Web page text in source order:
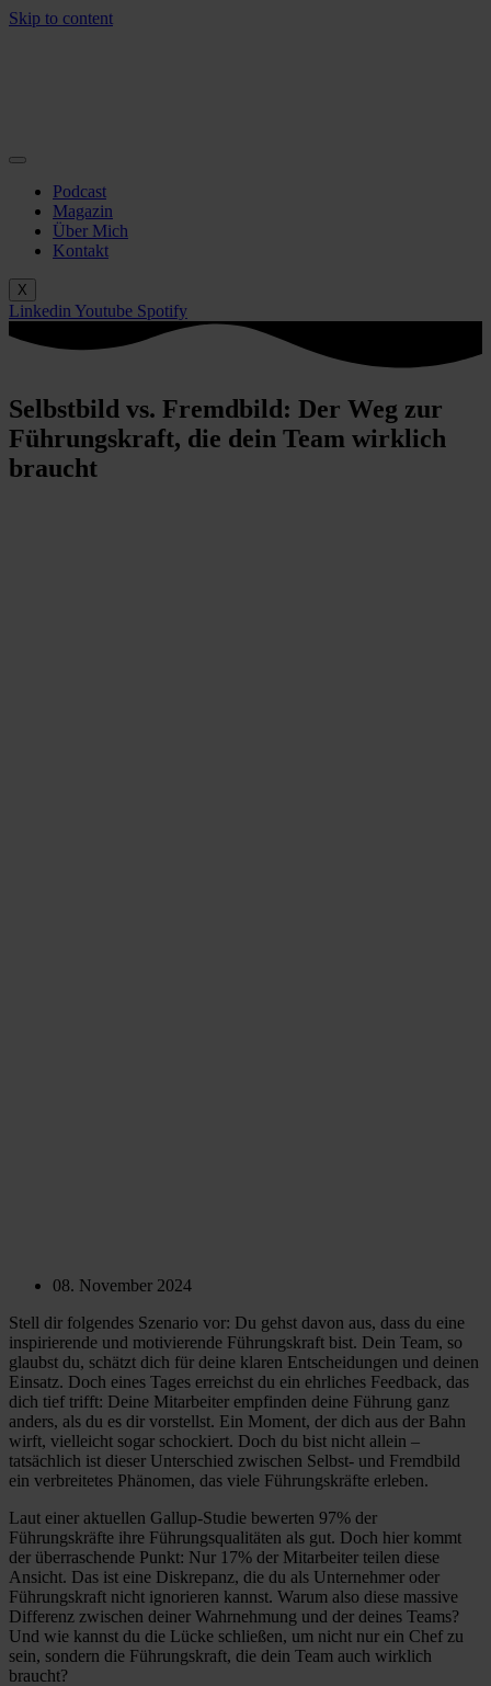
Skip to content
Podcast
Magazin
Über Mich
Kontakt
X
Linkedin Youtube Spotify
Selbstbild vs. Fremdbild: Der Weg zur
Führungskraft, die dein Team wirklich
braucht
08. November 2024
Stell dir folgendes Szenario vor: Du gehst davon aus, dass du eine
inspirierende und motivierende Führungskraft bist. Dein Team, so
glaubst du, schätzt dich für deine klaren Entscheidungen und deinen
Einsatz. Doch eines Tages erreichst du ein ehrliches Feedback, das
dich tief trifft: Deine Mitarbeiter empfinden deine Führung ganz
anders, als du es dir vorstellst. Ein Moment, der dich aus der Bahn
wirft, vielleicht sogar schockiert. Doch du bist nicht allein –
tatsächlich ist dieser Unterschied zwischen Selbst- und Fremdbild
ein verbreitetes Phänomen, das viele Führungskräfte erleben.
Laut einer aktuellen Gallup-Studie bewerten 97% der
Führungskräfte ihre Führungsqualitäten als gut. Doch hier kommt
der überraschende Punkt: Nur 17% der Mitarbeiter teilen diese
Ansicht. Das ist eine Diskrepanz, die du als Unternehmer oder
Führungskraft nicht ignorieren kannst. Warum also diese massive
Differenz zwischen deiner Wahrnehmung und der deines Teams?
Und wie kannst du die Lücke schließen, um nicht nur ein Chef zu
sein, sondern die Führungskraft, die dein Team auch wirklich
braucht?